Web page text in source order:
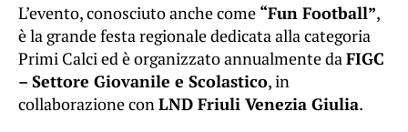
L’evento, conosciuto anche come “Fun Football”,
è la grande festa regionale dedicata alla categoria
Primi Calci ed è organizzato annualmente da FIGC
– Settore Giovanile e Scolastico, in
collaborazione con LND Friuli Venezia Giulia.